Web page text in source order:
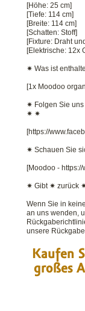
[Höhe: 25 cm]
[Tiefe: 114 cm]
[Breite: 114 cm]
[Schatten: Stoff]
[Fixture: Draht
[Elektrische: 12x
✷ Was ist
[1x Moodoo
✷ Folgen Sie
✷ ✷
[https://
✷ Schauen Sie
[Moodoo -
✷ Gibt ✷ zurück
Wenn Sie in
an uns wenden,
unsere
Kaufen
großes